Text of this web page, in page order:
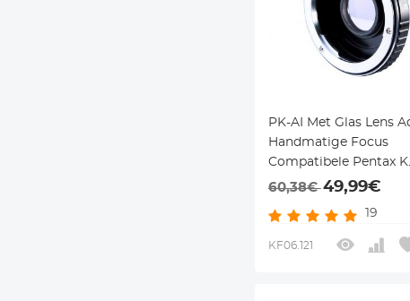
PK-AI Met Glas Lens
Handmatige Focus
Compatibele Pentax K
Lenzen voor Nikon F
60,38€49,99€
19
KF06.121